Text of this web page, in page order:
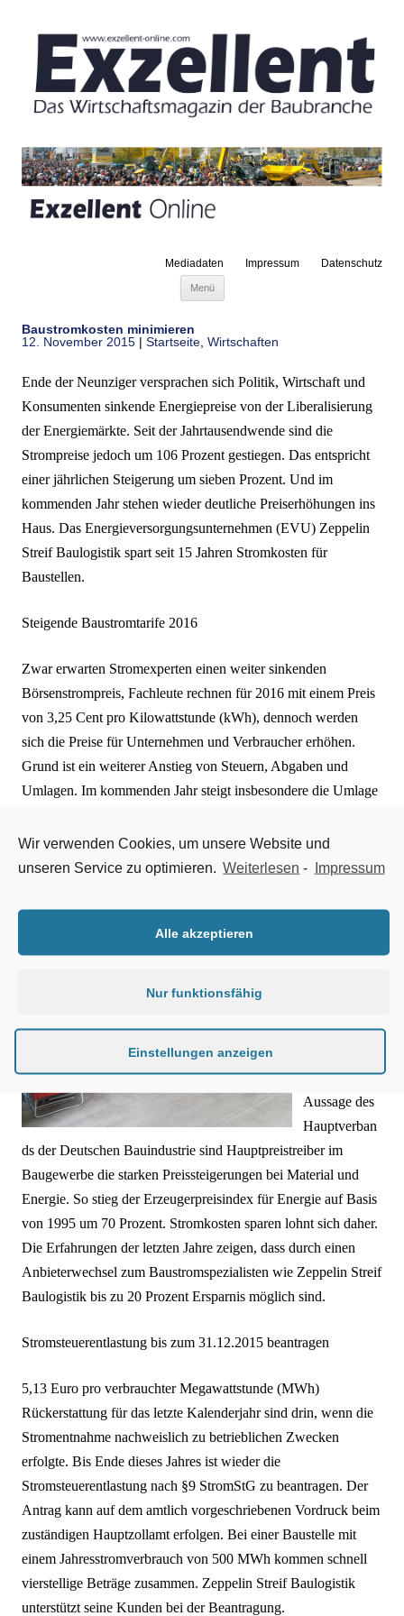
Mediadaten Impressum Datenschutz
Menü
Baustromkosten minimieren
12. November 2015 | Startseite Wirtschaften
Ende der Neunziger versprachen sich Politik, Wirtschaft und
Konsumenten sinkende Energiepreise von der Liberalisierung
der Energiemärkte. Seit der Jahrtausendwende sind die
Strompreise jedoch um 106 Prozent gestiegen. Das entspricht
einer jährlichen Steigerung um sieben Prozent. Und im
kommenden Jahr stehen wieder deutliche Preiserhöhungen ins
Haus. Das Energieversorgungsunternehmen (EVU) Zeppelin
Streif Baulogistik spart seit 15 Jahren Stromkosten für
Baustellen.
Steigende Baustromtarife 2016
Zwar erwarten Stromexperten einen weiter sinkenden
Börsenstrompreis, Fachleute rechnen für 2016 mit einem Preis
von 3,25 Cent pro Kilowattstunde (kWh), dennoch werden
sich die Preise für Unternehmen und Verbraucher erhöhen.
Grund ist ein weiterer Anstieg von Steuern, Abgaben und
Umlagen. Im kommenden Jahr steigt insbesondere die Umlage
Cent/kWh auf 6,35 Cent/kWh. Ebenso steigen die Kraft-
Wärme-Kopplung-Umlage, die §19 StromNEV-Umlage und
eine durchschnittliche Steigerung von 5,4 Prozent erwartet.
Ein
sich
Nach
Aussage des
Hauptverban
ds der Deutschen Bauindustrie sind Hauptpreistreiber im
Baugewerbe die starken Preissteigerungen bei Material und
Energie. So stieg der Erzeugerpreisindex für Energie auf Basis
von 1995 um 70 Prozent. Stromkosten sparen lohnt sich daher.
Die Erfahrungen der letzten Jahre zeigen, dass durch einen
Anbieterwechsel zum Baustromspezialisten wie Zeppelin Streif
Baulogistik bis zu 20 Prozent Ersparnis möglich sind.
Stromsteuerentlastung bis zum 31.12.2015 beantragen
5,13 Euro pro verbrauchter Megawattstunde (MWh)
Rückerstattung für das letzte Kalenderjahr sind drin, wenn die
Stromentnahme nachweislich zu betrieblichen Zwecken
erfolgte. Bis Ende dieses Jahres ist wieder die
Stromsteuerentlastung nach §9 StromStG zu beantragen. Der
Antrag kann auf dem amtlich vorgeschriebenen Vordruck beim
zuständigen Hauptzollamt erfolgen. Bei einer Baustelle mit
einem Jahresstromverbrauch von 500 MWh kommen schnell
vierstellige Beträge zusammen. Zeppelin Streif Baulogistik
unterstützt seine Kunden bei der Beantragung.
Wir verwenden Cookies, um unsere Website und
unseren Service zu optimieren. Weiterlesen - Impressum
Alle akzeptieren
Nur funktionsfähig
Einstellungen anzeigen